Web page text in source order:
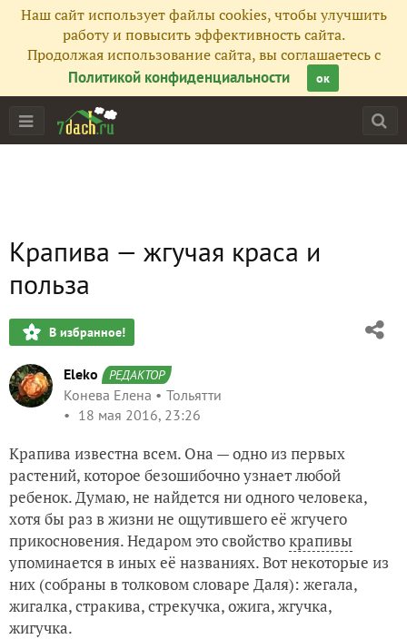
Наш сайт использует файлы cookies, чтобы улучшить
работу и повысить эффективность сайта.
Продолжая использование сайта, вы соглашаетесь с
Политикой конфиденциальности
ок
Крапива — жгучая краса и
польза
В избранное!
Eleko РЕДАКТОР
Конева Елена
Тольятти
18 мая 2016, 23:26
Крапива известна всем. Она — одно из первых
растений, которое безошибочно узнает любой
ребенок. Думаю, не найдется ни одного человека,
хотя бы раз в жизни не ощутившего её жгучего
прикосновения. Недаром это свойствокрапивы
упоминается в иных её названиях. Вот некоторые из
них (собраны в толковом словаре Даля): жегала,
жигалка, стракива, стрекучка, ожига, жгучка,
жигучка.